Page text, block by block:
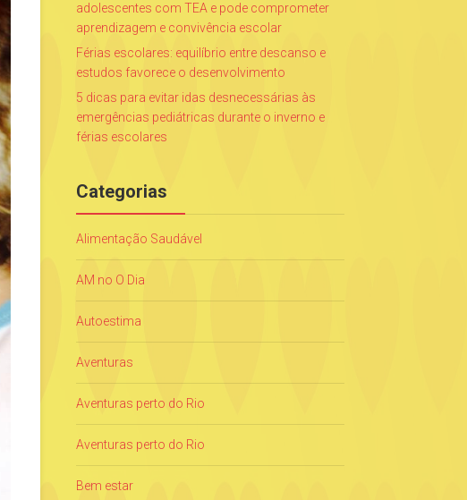
adolescentes com TEA e pode comprometer
aprendizagem e convivência escolar
Férias escolares: equilíbrio entre descanso e
estudos favorece o desenvolvimento
5 dicas para evitar idas desnecessárias às
emergências pediátricas durante o inverno e
férias escolares
Categorias
Alimentação Saudável
AM no O Dia
Autoestima
Aventuras
Aventuras perto do Rio
Aventuras perto do Rio
Bem estar